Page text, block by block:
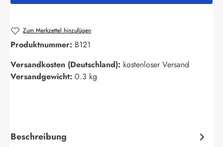
Zum Merkzettel hinzufügen
Produktnummer: B121
Versandkosten (Deutschland): kostenloser Versand
Versandgewicht: 0.3 kg
Beschreibung